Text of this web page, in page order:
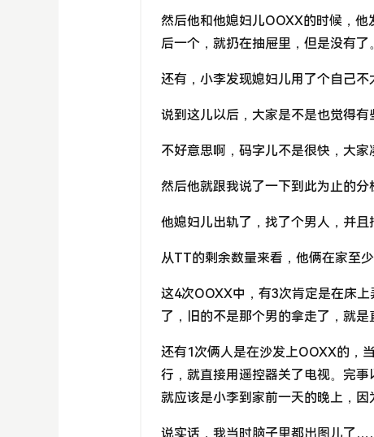
然后他和他媳妇儿OOXX的时候，
后一个，就扔在抽屉里，但是没有了
还有，小李发现媳妇儿用了个自己不
说到这儿以后，大家是不是也觉得有
不好意思啊，码字儿不是很快，大家
然后他就跟我说了一下到此为止的分
他媳妇儿出轨了，找了个男人，并且
从TT的剩余数量来看，他俩在家至
这4次OOXX中，有3次肯定是在床
了，旧的不是那个男的拿走了，就是
还有1次俩人是在沙发上OOXX的，
行，就直接用遥控器关了电视。完
就应该是小李到家前一天的晚上，
说实话，我当时脑子里都出图儿了